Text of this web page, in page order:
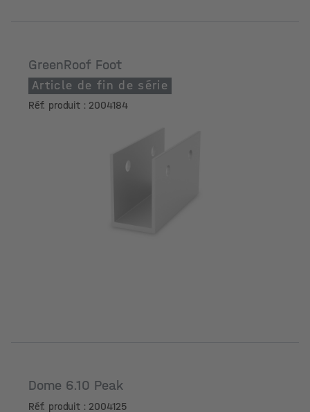
GreenRoof Foot
Article de fin de série
Réf. produit : 2004184
Dome 6.10 Peak
Réf. produit : 2004125